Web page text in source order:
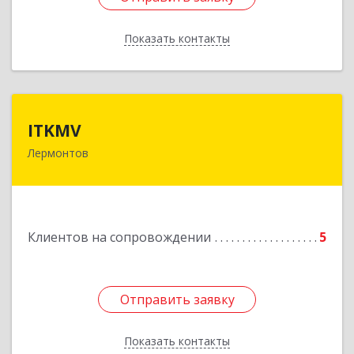
Показать контакты
Назад
ITKMV
Лермонтов
Клиентов на сопровождении 5
Отправить заявку
Показать контакты
Отправить заявку
Назад